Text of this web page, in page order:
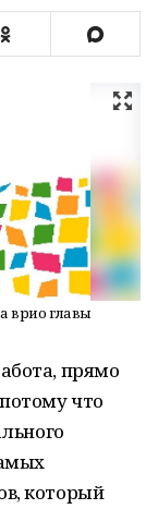
врио главы
прямо
что
который